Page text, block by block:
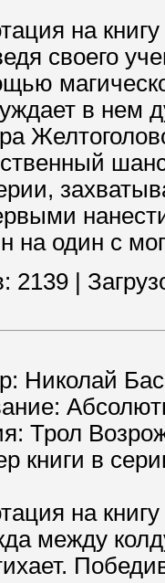
на
своего
в нем
на один с
2139
Николай
Трол
книги в
на
между